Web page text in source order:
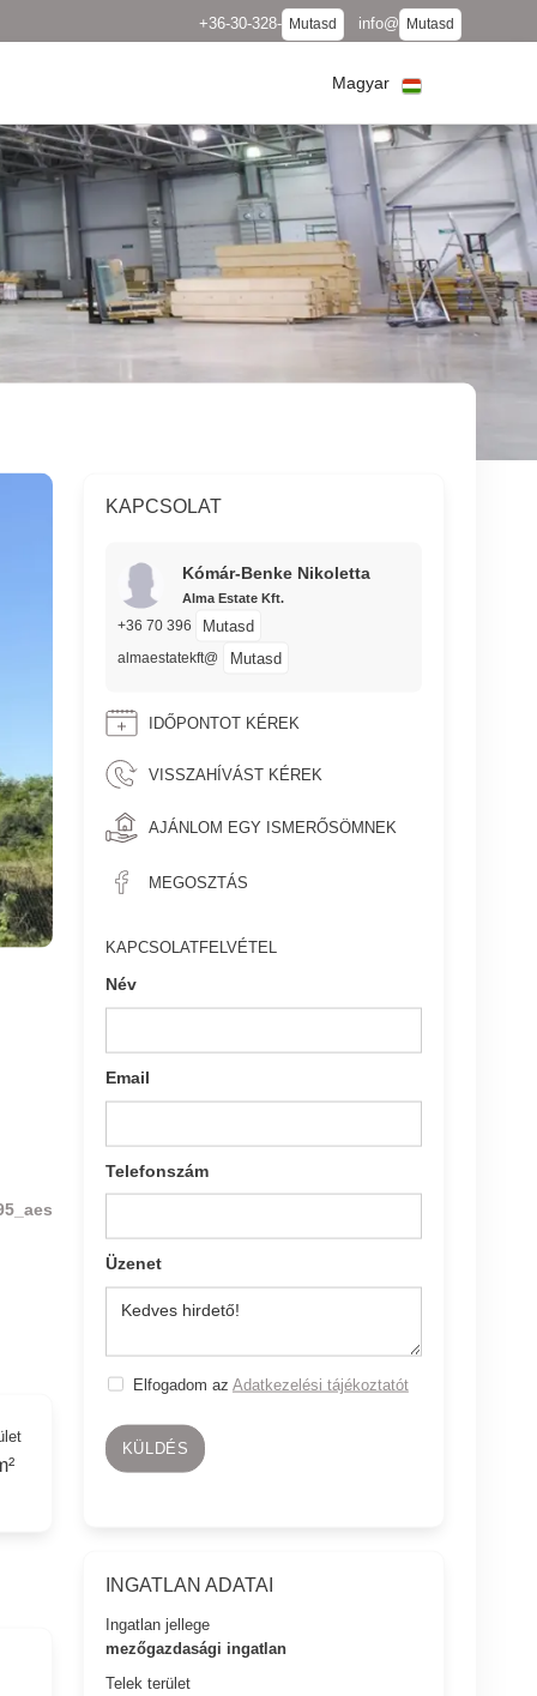
+36-30-328- Mutasd info@ Mutasd
Magyar
KAPCSOLAT
Kómár-Benke Nikoletta
Alma Estate Kft.
+36 70 396 Mutasd
almaestatekft@ Mutasd
IDŐPONTOT KÉREK
VISSZAHÍVÁST KÉREK
AJÁNLOM EGY ISMERŐSÖMNEK
MEGOSZTÁS
KAPCSOLATFELVÉTEL
Név
Email
Telefonszám
Üzenet
Elfogadom az Adatkezelési tájékoztatót
KÜLDÉS
INGATLAN ADATAI
Ingatlan jellege
mezőgazdasági ingatlan
Telek terület